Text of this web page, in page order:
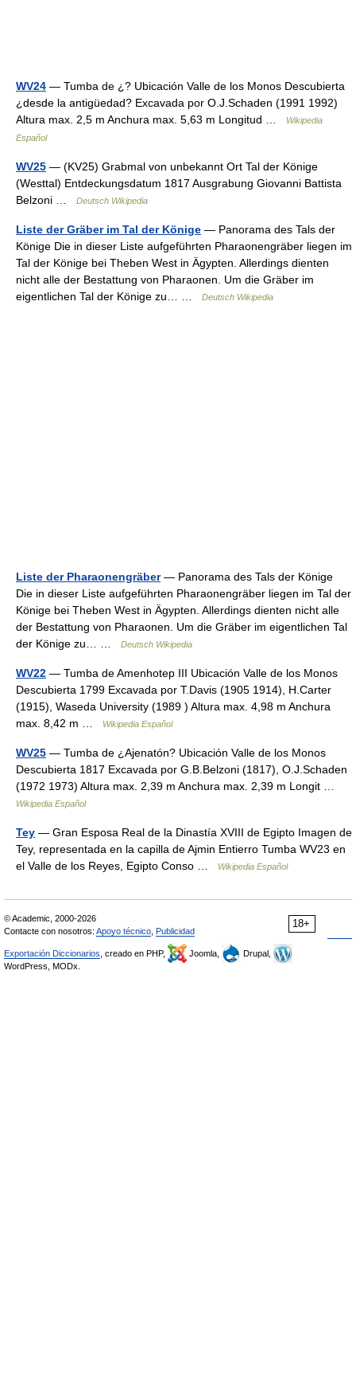
WV24 — Tumba de ¿? Ubicación Valle de los Monos Descubierta
¿desde la antigüedad? Excavada por O.J.Schaden (1991 1992)
Altura max. 2,5 m Anchura max. 5,63 m Longitud …
Wikipedia
Español
WV25 — (KV25) Grabmal von unbekannt Ort Tal der Könige
(Westtal) Entdeckungsdatum 1817 Ausgrabung Giovanni Battista
Belzoni …
Deutsch Wikipedia
Liste der Gräber im Tal der Könige — Panorama des Tals der
Könige Die in dieser Liste aufgeführten Pharaonengräber liegen im
Tal der Könige bei Theben West in Ägypten. Allerdings dienten
nicht alle der Bestattung von Pharaonen. Um die Gräber im
eigentlichen Tal der Könige zu… …
Deutsch Wikipedia
Liste der Pharaonengräber— Panorama des Tals der Könige
Die in dieser Liste aufgeführten Pharaonengräber liegen im Tal der
Könige bei Theben West in Ägypten. Allerdings dienten nicht alle
der Bestattung von Pharaonen. Um die Gräber im eigentlichen Tal
der Könige zu… …
Deutsch Wikipedia
WV22 — Tumba de Amenhotep III Ubicación Valle de los Monos
Descubierta 1799 Excavada por T.Davis (1905 1914), H.Carter
(1915), Waseda University (1989 ) Altura max. 4,98 m Anchura
max. 8,42 m …
Wikipedia Español
WV25 — Tumba de ¿Ajenatón? Ubicación Valle de los Monos
Descubierta 1817 Excavada por G.B.Belzoni (1817), O.J.Schaden
(1972 1973) Altura max. 2,39 m Anchura max. 2,39 m Longit …
Wikipedia Español
Tey — Gran Esposa Real de la Dinastía XVIII de Egipto Imagen de
Tey, representada en la capilla de Ajmin Entierro Tumba WV23 en
el Valle de los Reyes, Egipto Conso …
Wikipedia Español
18+
© Academic, 2000-2026
Contacte con nosotros: Apoyo técnico Publicidad
Exportación Diccionarios , creado en PHP, Joomla,
Drupal,
WordPress, MODx.